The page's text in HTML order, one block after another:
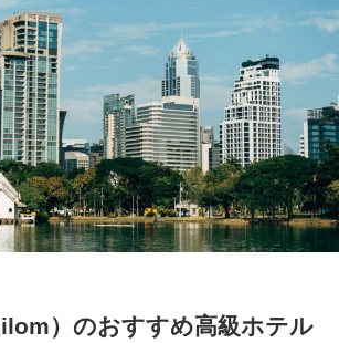
）のおすすめ高級ホテル